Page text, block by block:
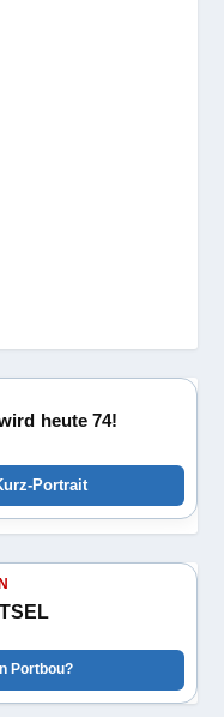
heute 74!
Portrait
Portbou?